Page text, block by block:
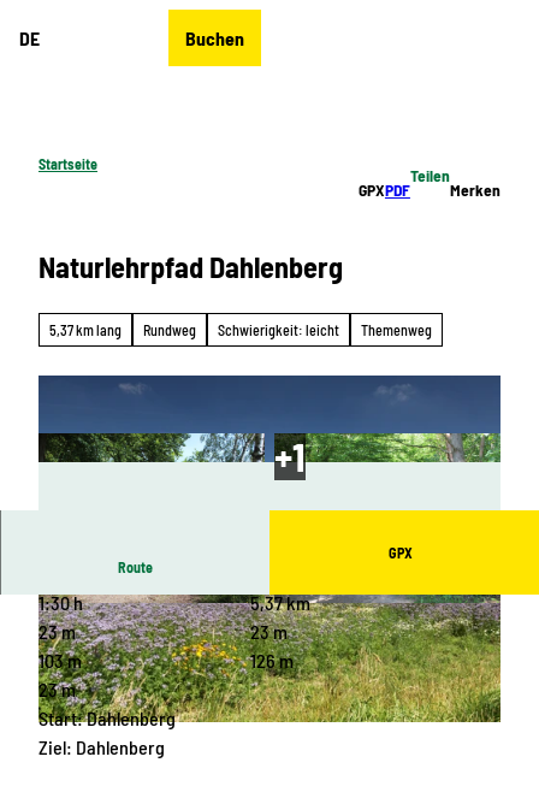
DE Buchen
Startseite
GPXPDF
Teilen
Merken
Naturlehrpfad Dahlenberg
5,37 km lang Rundweg Schwierigkeit: leicht Themenweg
© Thomas Bichler, www.best-of-wandern.de, LEIPZIG REGION |
© Gemeinde Trossin, Renate Klausnitzer , LEIP
ZIG REGION
© Gemeinde Trossin, Renate Klausnitzer, LEIPZ
IG REGION
Route
GPX
1:30 h
5,37 km
23 m
23 m
103 m
126 m
23 m
Start: Dahlenberg
Ziel: Dahlenberg